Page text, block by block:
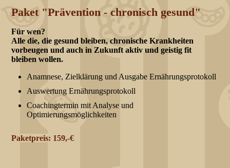
Paket "Prävention - chronisch gesund"
Für wen?
Alle die, die gesund bleiben, chronische Krankheiten
vorbeugen und auch in Zukunft aktiv und geistig fit
bleiben wollen.
Anamnese, Zielklärung und Ausgabe Ernährungsprotokoll
Auswertung Ernährungsprotokoll
Coachingtermin mit Analyse und
Optimierungsmöglichkeiten
Paketpreis: 159,-€